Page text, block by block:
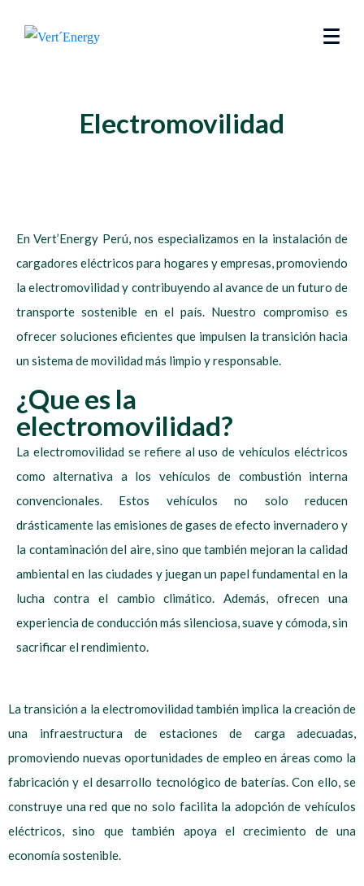
Electromovilidad
En Vert’Energy Perú, nos especializamos en la instalación de
cargadores eléctricos para hogares y empresas, promoviendo
la electromovilidad y contribuyendo al avance de un futuro de
transporte sostenible en el país. Nuestro compromiso es
ofrecer soluciones eficientes que impulsen la transición hacia
un sistema de movilidad más limpio y responsable.
¿Que es la
electromovilidad?
La electromovilidad se refiere al uso de vehículos eléctricos
como alternativa a los vehículos de combustión interna
convencionales. Estos vehículos no solo reducen
drásticamente las emisiones de gases de efecto invernadero y
la contaminación del aire, sino que también mejoran la calidad
ambiental en las ciudades y juegan un papel fundamental en la
lucha contra el cambio climático. Además, ofrecen una
experiencia de conducción más silenciosa, suave y cómoda, sin
sacrificar el rendimiento.
La transición a la electromovilidad también implica la creación de
una infraestructura de estaciones de carga adecuadas,
promoviendo nuevas oportunidades de empleo en áreas como la
fabricación y el desarrollo tecnológico de baterías. Con ello, se
construye una red que no solo facilita la adopción de vehículos
eléctricos, sino que también apoya el crecimiento de una
economía sostenible.